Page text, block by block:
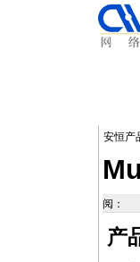
安恒产
阅：
产